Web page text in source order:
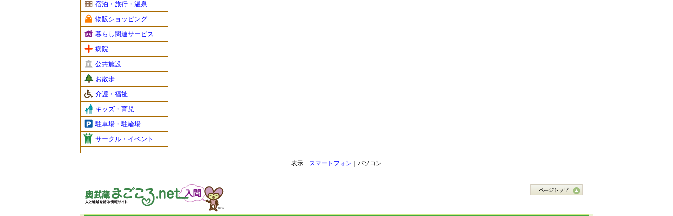
宿泊・旅行・温泉
物販ショッピング
暮らし関連サービス
病院
公共施設
お散歩
介護・福祉
キッズ・育児
駐車場・駐輪場
サークル・イベント
表示 スマートフォン ｜パソコン